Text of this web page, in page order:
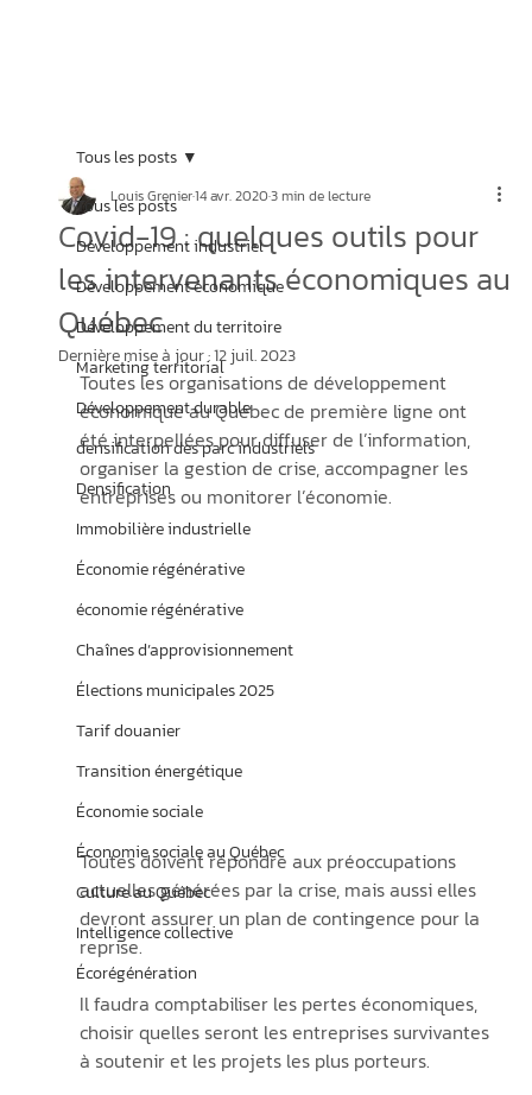
Tous les posts
Développement industriel
Développement économique
Développement du territoire
Marketing territorial
Développement durable
densification des parc industriels
Densification
Immobilière industrielle
Économie régénérative
économie régénérative
Chaînes d’approvisionnement
Élections municipales 2025
Tarif douanier
Transition énergétique
Économie sociale
Économie sociale au Québec
Culture au Québec
Intelligence collective
Écorégénération
Tous les posts
Covid-19 : quelques outils pour
les intervenants économiques au
Québec
Louis Grenier14 avr. 20203 min de lecture
Dernière mise à jour :12 juil. 2023
Toutes les organisations de développement
économique au Québec de première ligne ont
été interpellées pour diffuser de l’information,
organiser la gestion de crise, accompagner les
entreprises ou monitorer l’économie.
Toutes doivent répondre aux préoccupations
actuelles générées par la crise, mais aussi elles
devront assurer un plan de contingence pour la
reprise.
Il faudra comptabiliser les pertes économiques,
choisir quelles seront les entreprises survivantes
à soutenir et les projets les plus porteurs.